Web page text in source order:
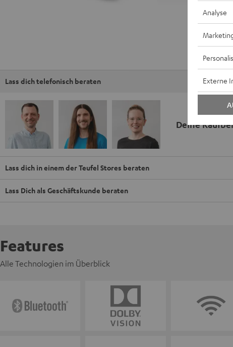
Lass dich telefonisch beraten
Deine
Lass dich in einem der Teufel Stores beraten
Lass Dich als Geschäftskunde beraten
Features
Alle Technologien im Überblick
Analyse
Externe